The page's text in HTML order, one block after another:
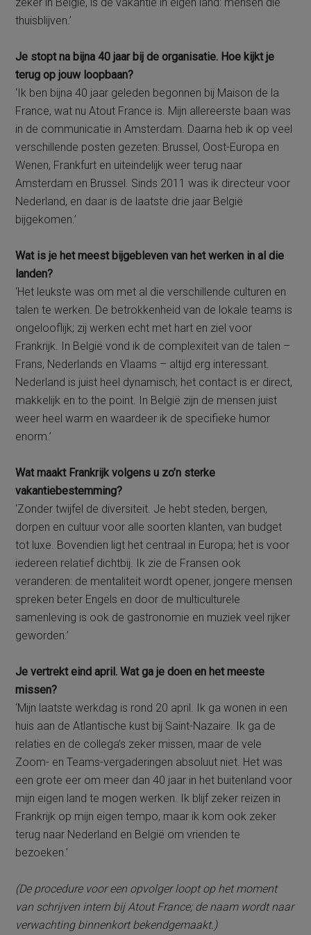
zeker in België, is de vakantie in eigen land: mensen die
thuisblijven.’
Je stopt na bijna 40 jaar bij de organisatie. Hoe kijkt je
terug op jouw loopbaan?
‘Ik ben bijna 40 jaar geleden begonnen bij Maison de la
France, wat nu Atout France is. Mijn allereerste baan was
in de communicatie in Amsterdam. Daarna heb ik op veel
verschillende posten gezeten: Brussel, Oost-Europa en
Wenen, Frankfurt en uiteindelijk weer terug naar
Amsterdam en Brussel. Sinds 2011 was ik directeur voor
Nederland, en daar is de laatste drie jaar België
bijgekomen.’
Wat is je het meest bijgebleven van het werken in al die
landen?
‘Het leukste was om met al die verschillende culturen en
talen te werken. De betrokkenheid van de lokale teams is
ongelooflijk; zij werken echt met hart en ziel voor
Frankrijk. In België vond ik de complexiteit van de talen –
Frans, Nederlands en Vlaams – altijd erg interessant.
Nederland is juist heel dynamisch; het contact is er direct,
makkelijk en to the point. In België zijn de mensen juist
weer heel warm en waardeer ik de specifieke humor
enorm.’
Wat maakt Frankrijk volgens u zo’n sterke
vakantiebestemming?
‘Zonder twijfel de diversiteit. Je hebt steden, bergen,
dorpen en cultuur voor alle soorten klanten, van budget
tot luxe. Bovendien ligt het centraal in Europa; het is voor
iedereen relatief dichtbij. Ik zie de Fransen ook
veranderen: de mentaliteit wordt opener, jongere mensen
spreken beter Engels en door de multiculturele
samenleving is ook de gastronomie en muziek veel rijker
geworden.’
Je vertrekt eind april. Wat ga je doen en het meeste
missen?
‘Mijn laatste werkdag is rond 20 april. Ik ga wonen in een
huis aan de Atlantische kust bij Saint-Nazaire. Ik ga de
relaties en de collega’s zeker missen, maar de vele
Zoom- en Teams-vergaderingen absoluut niet. Het was
een grote eer om meer dan 40 jaar in het buitenland voor
mijn eigen land te mogen werken. Ik blijf zeker reizen in
Frankrijk op mijn eigen tempo, maar ik kom ook zeker
terug naar Nederland en België om vrienden te
bezoeken.’
(De procedure voor een opvolger loopt op het moment
van schrijven intern bij Atout France; de naam wordt naar
verwachting binnenkort bekendgemaakt.)